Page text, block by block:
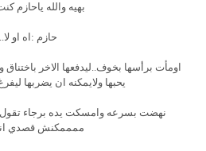
بهيه والله ياحازم
حازم :اه او لا..
اومأت برأسها بخوف..ليدفعها الاخر
يحبها ولايمكنه ان يضربها
نهضت بسرعه وامسكت يده برجاء تقول
ممممكنش قصدي